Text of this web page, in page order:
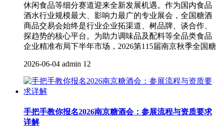
休闲食品等细分赛道迎来全新发展机遇。作为国内食品
酒水行业规模最大、影响力最广的专业展会，全国糖酒
商品交易会始终是行业企业拓渠道、树品牌、谈合作、
探趋势的核心平台。为助力调味品及配料等全品类食品
企业精准布局下半年市场，2026第115届南京秋季全国糖
2026-06-04 admin 12
手把手教你报名2026南京糖酒会：参展流程与资质要求
详解